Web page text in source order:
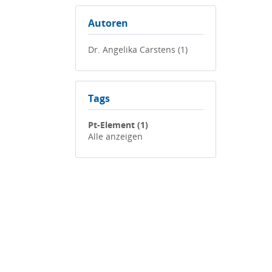
Autoren
Dr. Angelika Carstens (1)
Tags
Pt-Element (1)
Alle anzeigen